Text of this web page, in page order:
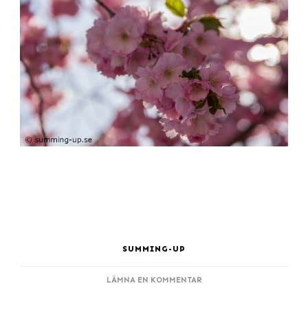
SUMMING-UP
LÄMNA EN KOMMENTARPÅ